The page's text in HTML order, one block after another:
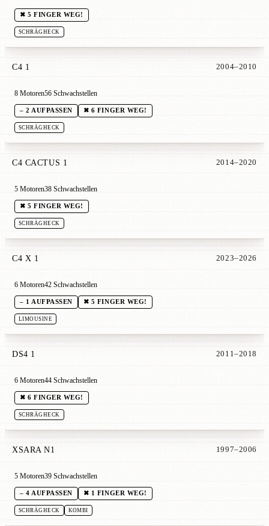
✖ 5 FINGER WEG!
SCHRÄGHECK
C4 1 2004–2010
8 Motoren56 Schwachstellen
– 2 AUFPASSEN ✖ 6 FINGER WEG!
SCHRÄGHECK
C4 CACTUS 1 2014–2020
5 Motoren38 Schwachstellen
✖ 5 FINGER WEG!
SCHRÄGHECK
C4 X 1 2023–2026
6 Motoren42 Schwachstellen
– 1 AUFPASSEN ✖ 5 FINGER WEG!
LIMOUSINE
DS4 1 2011–2018
6 Motoren44 Schwachstellen
✖ 6 FINGER WEG!
SCHRÄGHECK
XSARA N1 1997–2006
5 Motoren39 Schwachstellen
– 4 AUFPASSEN ✖ 1 FINGER WEG!
SCHRÄGHECK KOMBI